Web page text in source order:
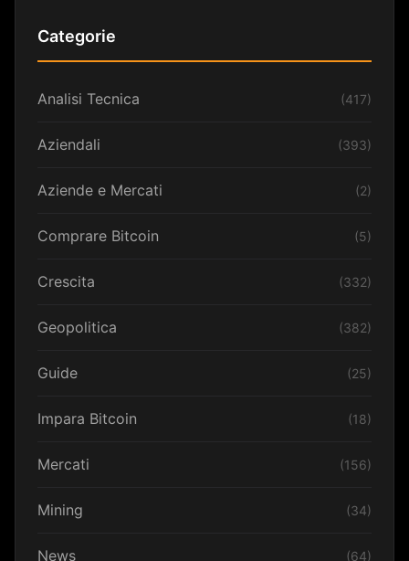
Categorie
Analisi Tecnica (417)
Aziendali (393)
Aziende e Mercati (2)
Comprare Bitcoin (5)
Crescita (332)
Geopolitica (382)
Guide (25)
Impara Bitcoin (18)
Mercati (156)
Mining (34)
News (64)